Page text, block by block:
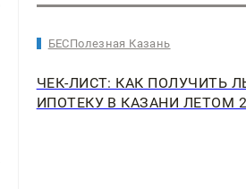
БЕСПолезная Казань
ЧЕК-ЛИСТ: КАК ПОЛУЧИТЬ
ИПОТЕКУ В КАЗАНИ ЛЕТОМ